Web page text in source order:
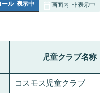
ール 表示中 画面内 非表示中
児童クラブ名称
コスモス児童クラブ